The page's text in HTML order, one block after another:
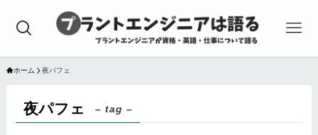
ホーム 夜パフェ
夜パフェ – tag –